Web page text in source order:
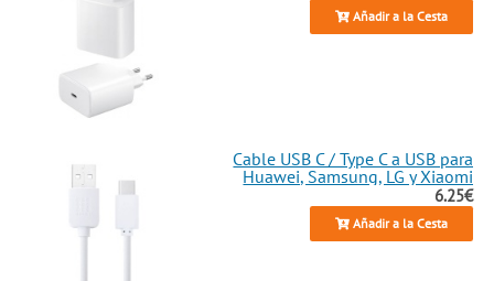
Añadir a la Cesta
Cable USB C / Type C a USB para
Huawei, Samsung, LG y Xiaomi
6.25€
Añadir a la Cesta